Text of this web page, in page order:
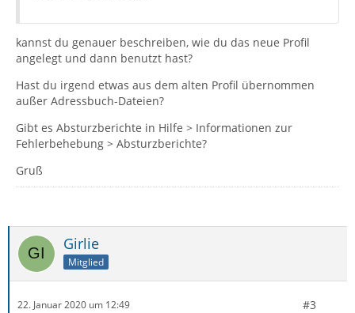
kannst du genauer beschreiben, wie du das neue Profil
angelegt und dann benutzt hast?
Hast du irgend etwas aus dem alten Profil übernommen
außer Adressbuch-Dateien?
Gibt es Absturzberichte in Hilfe > Informationen zur
Fehlerbehebung > Absturzberichte?
Gruß
Girlie
Mitglied
22. Januar 2020 um 12:49 #3